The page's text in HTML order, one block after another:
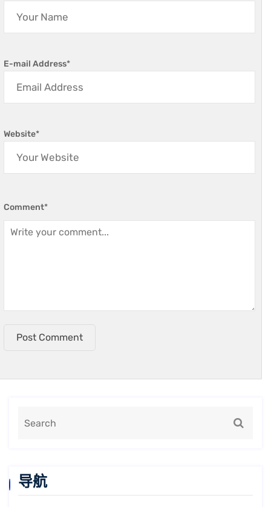
E-mail Address*
Website*
Comment*
Post Comment
导航